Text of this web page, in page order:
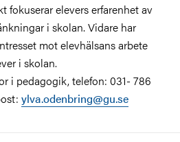
fokuserar elevers erfarenhet av
i skolan. Vidare har
mot elevhälsans arbete
i skolan.
i pedagogik, telefon: 031- 786
ylva.odenbring@gu.se